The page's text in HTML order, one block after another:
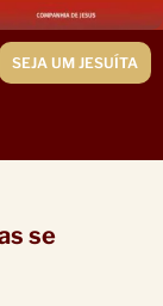
SEJA UM JESUÍTA
se